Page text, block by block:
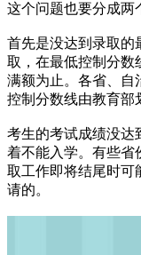
这个问题也要分成两
首先是没达到录取的
取，在最低控制分数
满额为止。各省、自
控制分数线由教育部
考生的考试成绩没达
着不能入学。有些省
取工作即将结尾时可
请的。